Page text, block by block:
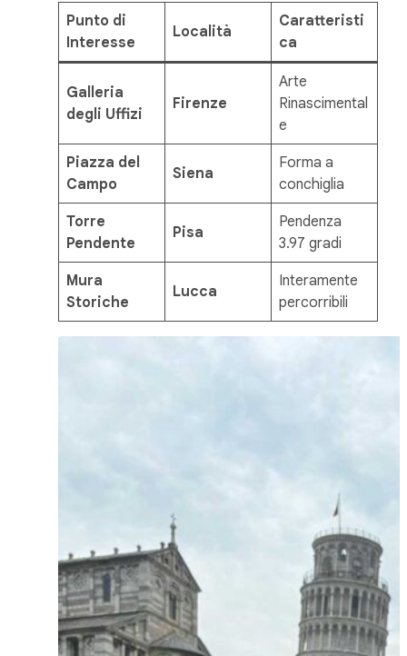
Punto di
Interesse
Località
Caratteristi
ca
Galleria
degli Uffizi
Firenze
Arte
Rinascimental
e
Piazza del
Campo
Siena
Forma a
conchiglia
Torre
Pendente
Pisa
Pendenza
3.97 gradi
Mura
Storiche
Lucca
Interamente
percorribili